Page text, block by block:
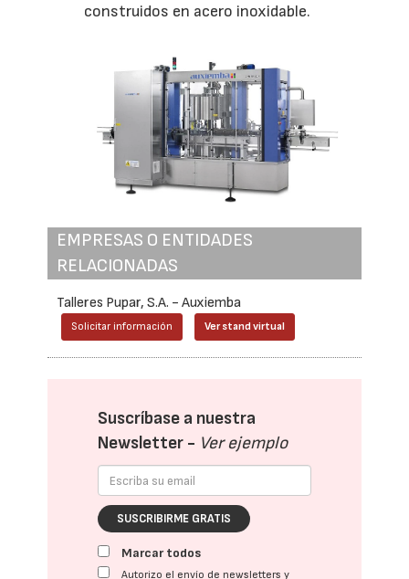
construidos en acero inoxidable.
EMPRESAS O ENTIDADES
RELACIONADAS
Talleres Pupar, S.A. - Auxiemba
Solicitar información Ver stand virtual
Suscríbase a nuestra
Newsletter - Ver ejemplo
SUSCRIBIRME GRATIS
Marcar todos
Autorizo el envío de newsletters y